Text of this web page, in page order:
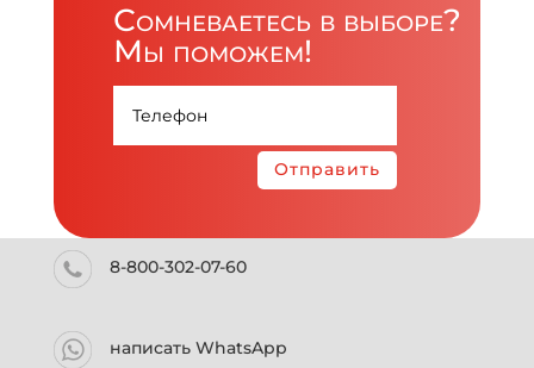
Сомневаетесь в выборе?
Мы поможем!
Отправить
8-800-302-07-60
написать WhatsApp